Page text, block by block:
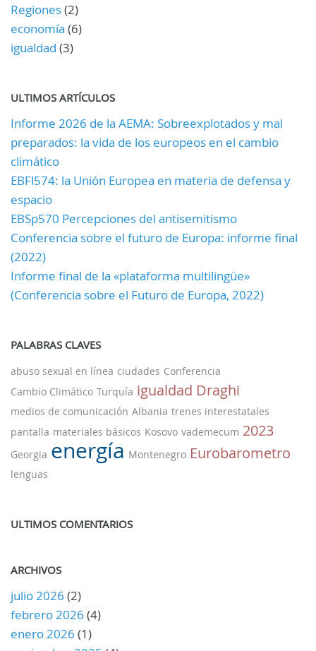
Regiones(2)
economía (6)
igualdad (3)
ULTIMOS ARTÍCULOS
Informe 2026 de la AEMA: Sobreexplotados y mal
preparados: la vida de los europeos en el cambio
climático
EBFl574: la Unión Europea en materia de defensa y
espacio
EBSp570 Percepciones del antisemitismo
Conferencia sobre el futuro de Europa: informe final
(2022)
Informe final de la «plataforma multilingüe»
(Conferencia sobre el Futuro de Europa, 2022)
PALABRAS CLAVES
abuso sexual en línea ciudades Conferencia
Cambio Climático Turquía igualdad Draghi
medios de comunicación Albania trenes interestatales
pantalla materiales básicos Kosovo vademecum 2023
Georgia energía Montenegro Eurobarometro
lenguas
ULTIMOS COMENTARIOS
ARCHIVOS
julio 2026 (2)
febrero 2026 (4)
enero 2026 (1)